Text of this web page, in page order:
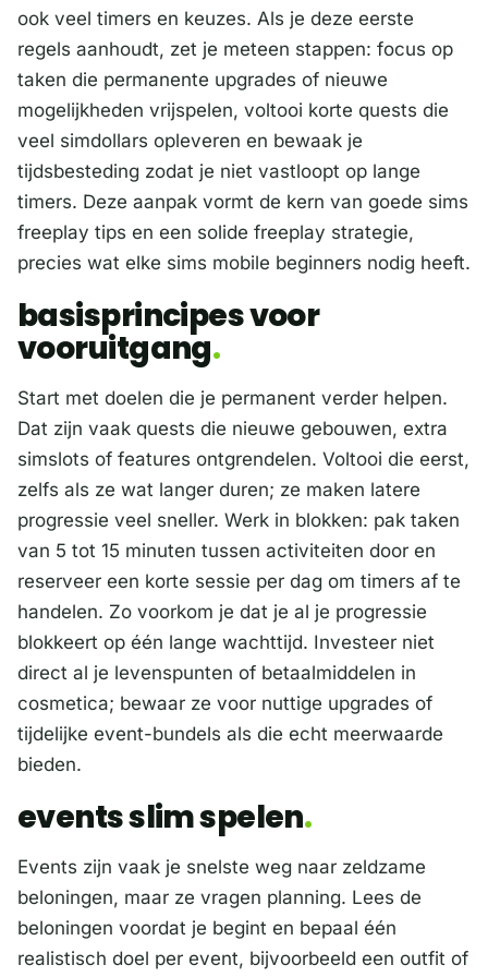
ook veel timers en keuzes. Als je deze eerste
regels aanhoudt, zet je meteen stappen: focus op
taken die permanente upgrades of nieuwe
mogelijkheden vrijspelen, voltooi korte quests die
veel simdollars opleveren en bewaak je
tijdsbesteding zodat je niet vastloopt op lange
timers. Deze aanpak vormt de kern van goede sims
freeplay tips en een solide freeplay strategie,
precies wat elke sims mobile beginners nodig heeft.
basisprincipes voor
vooruitgang
Start met doelen die je permanent verder helpen.
Dat zijn vaak quests die nieuwe gebouwen, extra
simslots of features ontgrendelen. Voltooi die eerst,
zelfs als ze wat langer duren; ze maken latere
progressie veel sneller. Werk in blokken: pak taken
van 5 tot 15 minuten tussen activiteiten door en
reserveer een korte sessie per dag om timers af te
handelen. Zo voorkom je dat je al je progressie
blokkeert op één lange wachttijd. Investeer niet
direct al je levenspunten of betaalmiddelen in
cosmetica; bewaar ze voor nuttige upgrades of
tijdelijke event-bundels als die echt meerwaarde
bieden.
events slim spelen
Events zijn vaak je snelste weg naar zeldzame
beloningen, maar ze vragen planning. Lees de
beloningen voordat je begint en bepaal één
realistisch doel per event, bijvoorbeeld een outfit of